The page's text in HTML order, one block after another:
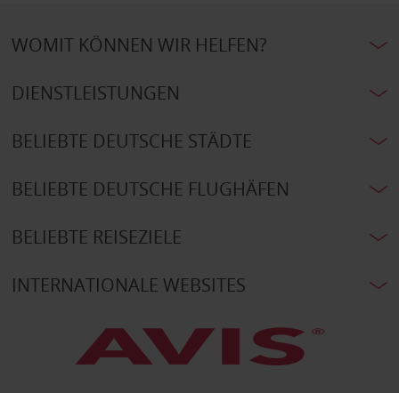
WOMIT KÖNNEN WIR HELFEN?
DIENSTLEISTUNGEN
BELIEBTE DEUTSCHE STÄDTE
BELIEBTE DEUTSCHE FLUGHÄFEN
BELIEBTE REISEZIELE
INTERNATIONALE WEBSITES